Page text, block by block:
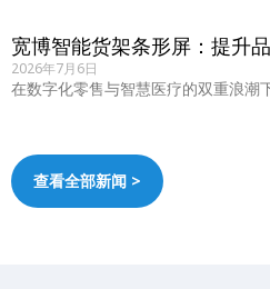
宽博智能货架条形屏：提升
2026年7月6日
在数字化零售与智慧医疗的双重浪潮
查看全部新闻 >